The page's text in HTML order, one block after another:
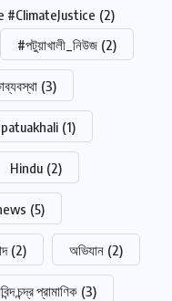
#ClimateJustice (2)
#পটুয়াখালী_নিউজ (2)
(3)
(1)
Hindu (2)
(5)
(2) অভিযান (2)
চন্দ্র প্রামাণিক (3)